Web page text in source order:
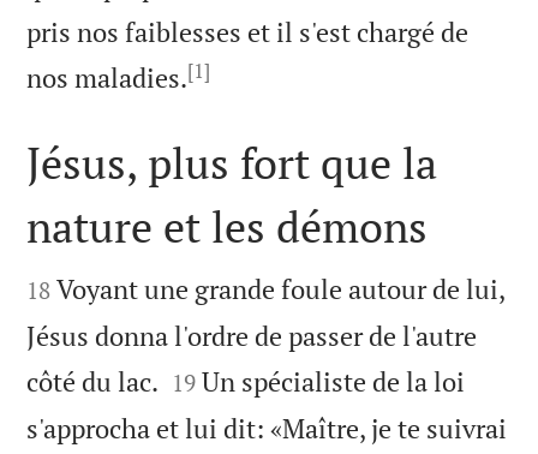
pris nos faiblesses et il s'est chargé de
nos maladies.[1]

Jésus, plus fort que la
nature et les démons

18 Voyant une grande foule autour de lui,
Jésus donna l'ordre de passer de l'autre
côté du lac. 

19 Un spécialiste de la loi
s'approcha et lui dit: «Maître, je te suivrai